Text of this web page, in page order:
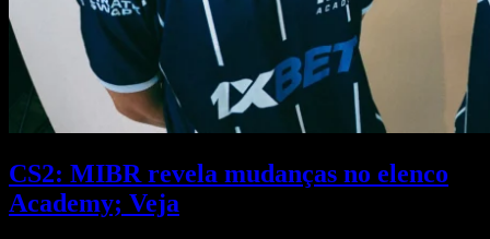
CS2: MIBR revela mudanças no elenco
Academy; Veja